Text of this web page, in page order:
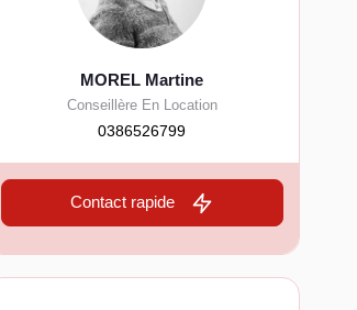
MOREL Martine
Conseillère En Location
0386526799
Contact rapide